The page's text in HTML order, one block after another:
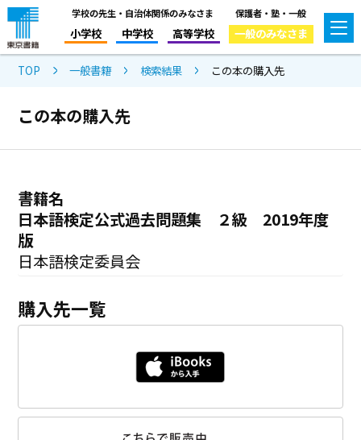
学校の先生・自治体関係のみなさま
小学校 中学校 高等学校
保護者・塾・一般
一般のみなさま
TOP 一般書籍 検索結果 この本の購入先
この本の購入先
書籍名
日本語検定公式過去問題集 ２級 2019年度
版
日本語検定委員会
購入先一覧